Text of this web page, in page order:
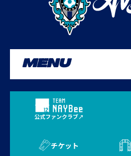
MENU
公式ファンクラブ
チケット